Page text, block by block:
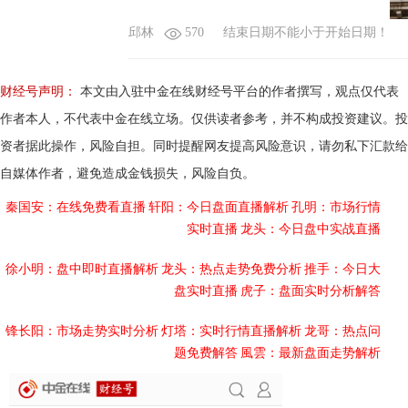
财经号声明：
本文由入驻中金在线财经号平台的作者撰写，观点仅代表
作者本人，不代表中金在线立场。仅供读者参考，并不构成投资建议。投
资者据此操作，风险自担。同时提醒网友提高风险意识，请勿私下汇款给
自媒体作者，避免造成金钱损失，风险自负。
秦国安：在线免费看直播 轩阳：今日盘面直播解析 孔明：市场行情
实时直播 龙头：今日盘中实战直播
徐小明：盘中即时直播解析 龙头：热点走势免费分析 推手：今日大
盘实时直播 虎子：盘面实时分析解答
锋长阳：市场走势实时分析 灯塔：实时行情直播解析 龙哥：热点问
题免费解答 風雲：最新盘面走势解析